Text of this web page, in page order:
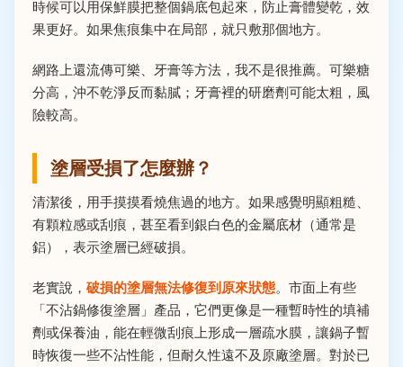
時候可以用保鮮膜把整個鍋底包起來，防止膏體變乾，效
果更好。如果焦痕集中在局部，就只敷那個地方。
網路上還流傳可樂、牙膏等方法，我不是很推薦。可樂糖
分高，沖不乾淨反而黏膩；牙膏裡的研磨劑可能太粗，風
險較高。
塗層受損了怎麼辦？
清潔後，用手摸摸看燒焦過的地方。如果感覺明顯粗糙、
有顆粒感或刮痕，甚至看到銀白色的金屬底材（通常是
鋁），表示塗層已經破損。
老實說， 破損的塗層無法修復到原來狀態。市面上有些
「不沾鍋修復塗層」產品，它們更像是一種暫時性的填補
劑或保養油，能在輕微刮痕上形成一層疏水膜，讓鍋子暫
時恢復一些不沾性能，但耐久性遠不及原廠塗層。對於已